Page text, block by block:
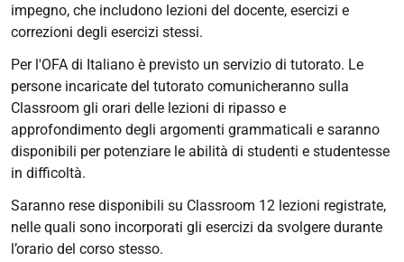
impegno, che includono lezioni del docente, esercizi e
correzioni degli esercizi stessi.
Per l'OFA di Italiano è previsto un servizio di tutorato. Le
persone incaricate del tutorato comunicheranno sulla
Classroom gli orari delle lezioni di ripasso e
approfondimento degli argomenti grammaticali e saranno
disponibili per potenziare le abilità di studenti e studentesse
in difficoltà.
Saranno rese disponibili su Classroom 12 lezioni registrate,
nelle quali sono incorporati gli esercizi da svolgere durante
l’orario del corso stesso.